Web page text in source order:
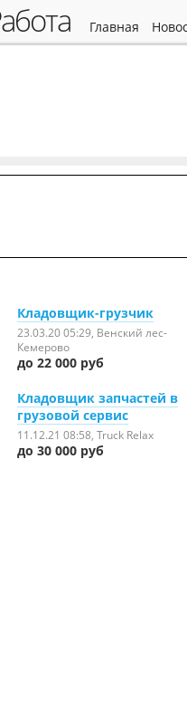
работа главная
Кладовщик-грузчик
23.03.20 05:29 , Венский лес-
Кемерово
до 22 000 руб
Кладовщик запчастей в
грузовой сервис
11.12.21 08:58 , Truck Relax
до 30 000 руб